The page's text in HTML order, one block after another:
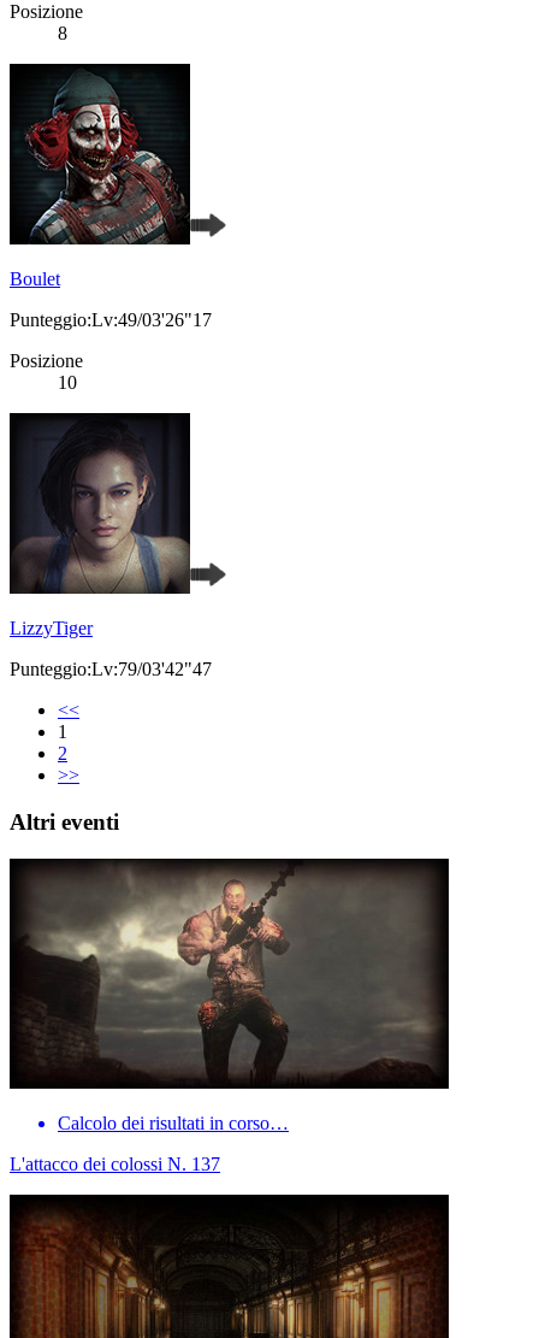
Posizione
8
Boulet
Punteggio:Lv:49/03'26"17
Posizione
10
LizzyTiger
Punteggio:Lv:79/03'42"47
<<
1
2
>>
Altri eventi
Calcolo dei risultati in corso…
L'attacco dei colossi N. 137